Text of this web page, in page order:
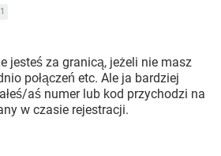
jesteś za granicą, jeżeli nie masz
połączeń etc. Ale ja bardziej
aś numer lub kod przychodzi na
w czasie rejestracji.